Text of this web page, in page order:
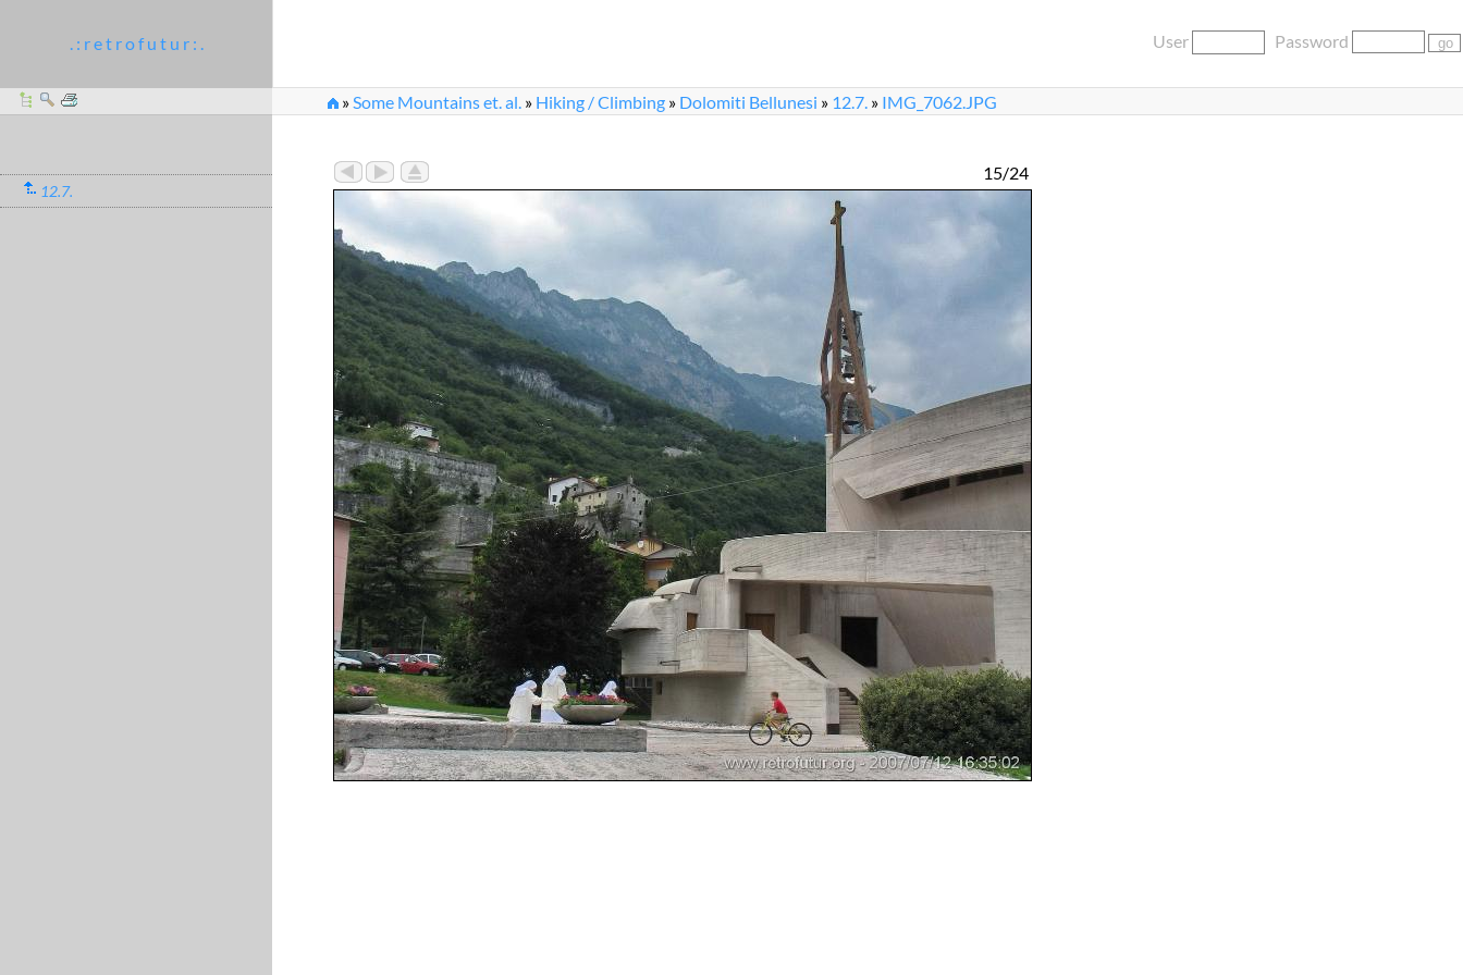
. : r e t r o f u t u r : . User Password
»Some Mountains et. al. » Hiking / Climbing » Dolomiti Bellunesi » 12.7. » IMG_7062.JPG
12.7.
15/24